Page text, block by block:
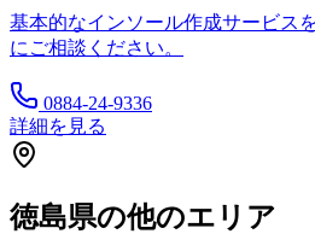
基本的なインソール作成サービス
にご相談ください。
0884-24-9336
詳細を見る
徳島県の他のエリア